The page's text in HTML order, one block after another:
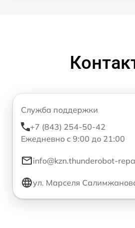
Служба поддержки
+7 (843) 254-50-42
Ежедневно с 9:00 до 21:00
info@kzn.thunderobot-
ул. Марселя